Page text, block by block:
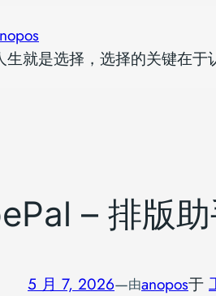
生就是选择，选择的关键在于
– 排版
5 月 7, 2026—由anopos于